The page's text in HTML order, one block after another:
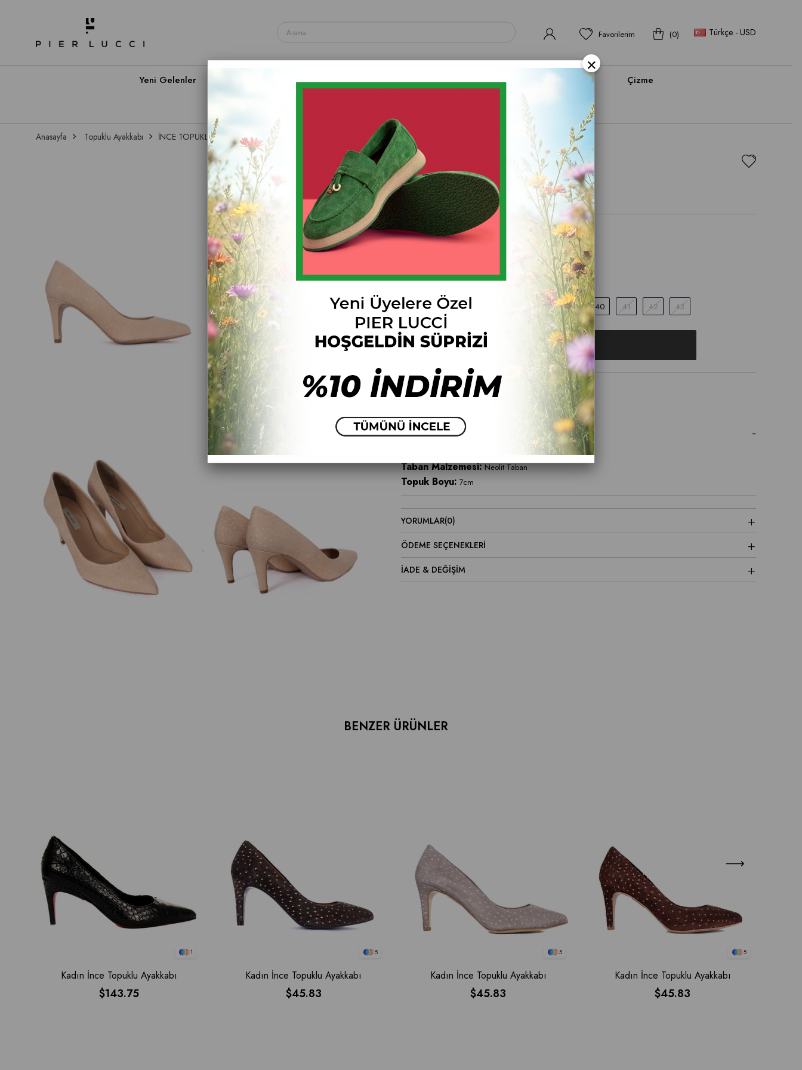
Türkçe - USD
0
Favorilerim
Yeni Gelenler Spor & Sneaker Ayakkabı Topuklu Ayakkabı Bot Çizme
Anasayfa Topuklu Ayakkabı İNCE TOPUKLU Kadın İnce Topuklu Ayakkabı
Kadın İnce Topuklu Ayakkabı
Stok Kodu (001 9692)
$45.83
33 34 35 38 39 40 41 42 43
Fiyat Düşünce Haber Ver
ÜRÜN ÖZELLIKLERI
Taban Malzemesi:Neolit Taban
Topuk Boyu: 7cm
YORUMLAR(0)
ÖDEME SEÇENEKLERI
İADE & DEĞİŞİM
BENZER ÜRÜNLER
1
Kadın İnce Topuklu Ayakkabı
$143.75
5
Kadın İnce Topuklu Ayakkabı
$45.83
5
Kadın İnce Topuklu Ayakkabı
$45.83
5
Kadın İnce Topuklu Ayakkabı
$45.83
×